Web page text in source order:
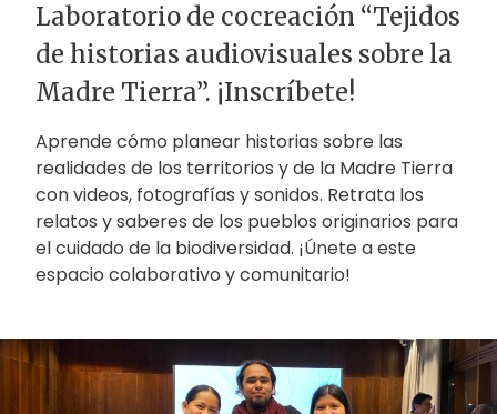
Laboratorio de cocreación “Tejidos
de historias audiovisuales sobre la
Madre Tierra”. ¡Inscríbete!
Aprende cómo planear historias sobre las
realidades de los territorios y de la Madre Tierra
con videos, fotografías y sonidos. Retrata los
relatos y saberes de los pueblos originarios para
el cuidado de la biodiversidad. ¡Únete a este
espacio colaborativo y comunitario!